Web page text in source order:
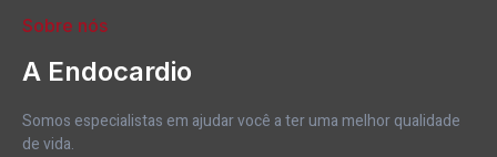
Sobre nós
A Endocardio
Somos especialistas em ajudar você a ter uma melhor qualidade
de vida.